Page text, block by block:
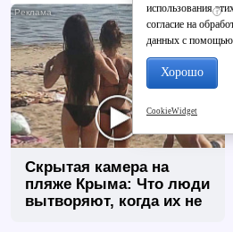
i
Скрытая камера на
пляже Крыма: Что люди
вытворяют, когда их не
использования
согласие на
данных с помощью
Хорошо
CookieWidget